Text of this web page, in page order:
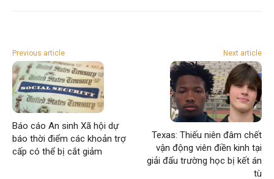
Previous article
Báo cáo An sinh Xã hội dự
báo thời điểm các khoản trợ
cấp có thể bị cắt giảm
Next article
Texas: Thiếu niên đâm chết
vận động viên điền kinh tại
giải đấu trường học bị kết án
tù